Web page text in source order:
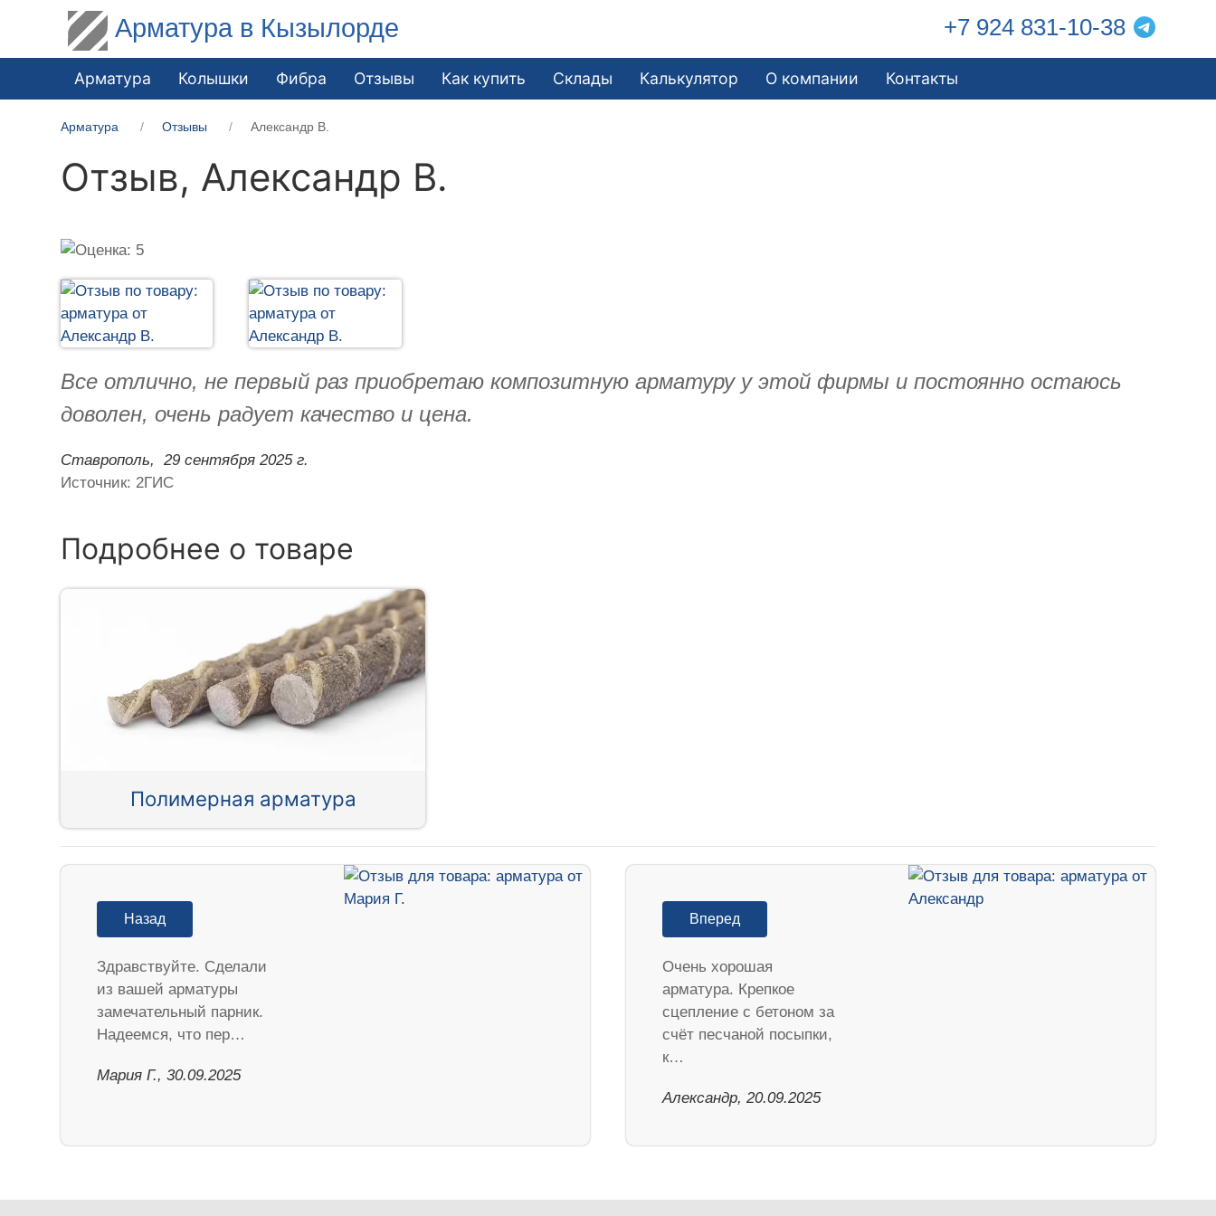
Арматура в Кызылорде +7 924 831-10-38
Арматура Колышки Фибра Отзывы Как купить Склады Калькулятор О компании Контакты
Арматура Отзывы Александр В.
Отзыв, Александр В.
Все отлично, не первый раз приобретаю композитную арматуру у этой фирмы и постоянно остаюсь
доволен, очень радует качество и цена.
Ставрополь,
29 сентября 2025 г.
Источник: 2ГИС
Подробнее о товаре
Полимерная арматура
Назад
Здравствуйте. Сделали
из вашей арматуры
замечательный парник.
Надеемся, что пер…
Мария Г., 30.09.2025
Вперед
Очень хорошая
арматура. Крепкое
сцепление с бетоном за
счёт песчаной посыпки,
к…
Александр, 20.09.2025